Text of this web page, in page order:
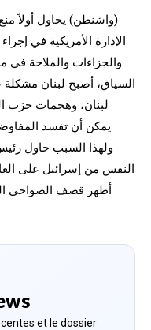
(واشنطن) يحاول أولاً
الإدارة الأمريكية في
والجزاءات والملاحة في
السياق، أصبح لبنان
لبنان، وهجمات حزب
يمكن أن تفسد
ولهذا السبب حاول
النفس من إسرائيل على
أظهر قصف الضواحي
et le dossier